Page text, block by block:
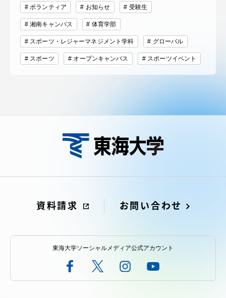
ボランティア お知らせ 受験生
湘南キャンパス 体育学部
スポーツ・レジャーマネジメント学科 グローバル
スポーツ オープンキャンパス スポーツイベント
資料請求 お問い合わせ
東海大学ソーシャルメディア公式アカウント